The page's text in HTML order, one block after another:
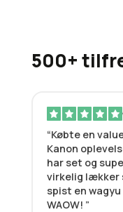
500+
Købte en
Kanon
har set og
virkelig lækker
spist en
WAOW!